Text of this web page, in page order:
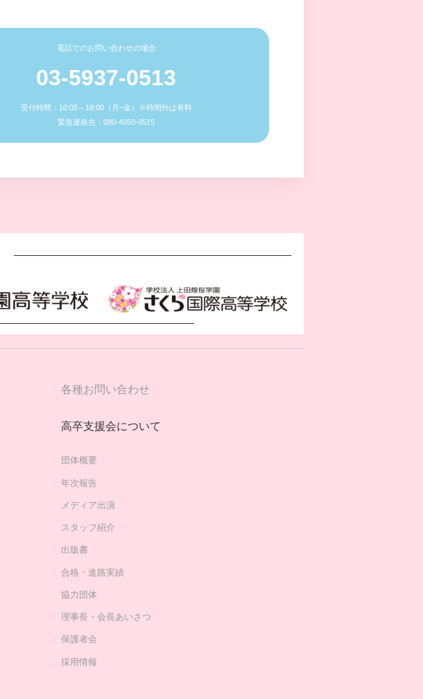
電話でのお問い合わせの場合
03-5937-0513
受付時間：10:00～18:00（月~金）※時間外は有料
緊急連絡先：080-4050-0515
各種お問い合わせ
高卒支援会について
団体概要
年次報告
メディア出演
スタッフ紹介
出版書
合格・進路実績
協力団体
理事長・会長あいさつ
保護者会
採用情報